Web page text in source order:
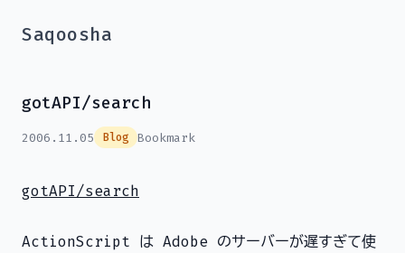
Saqoosha
gotAPI/search
2006.11.05 Blog Bookmark
gotAPI/search
ActionScript は Adobe のサーバーが遅すぎて使